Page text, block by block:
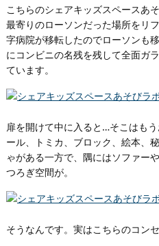
こちらのシェアキッズスペースあ
最寄りのローソンだった場所をリ
字病院が移転したのでローソンも
にコンビニの名残を残して全面ガ
ています。
扉を開けて中に入ると…そこはも
ール、トミカ、ブロック、絵本、
ゃがある一方で、隅にはソファー
つろぎ空間が。
そうなんです。実はこちらのコンセ